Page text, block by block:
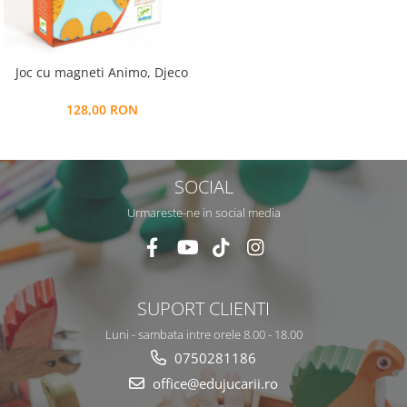
Alfabet si matematica
Jocuri de memorie si inteligenta
Seria Lectia de sanatate
Editura Litera
Editura Galaxia Copiilor
Colectia Micul Paianjen Firicel
Atlase Enciclopedii
Marea carte
Joc cu magneti Animo, Djeco
128,00 RON
SOCIAL
Urmareste-ne in social media
SUPORT CLIENTI
Luni - sambata intre orele 8.00 - 18.00
0750281186
office@edujucarii.ro